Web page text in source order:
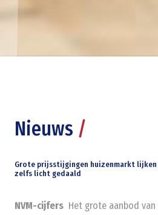
Nieuws /
Grote prijsstijgingen huizenmarkt
zelfs licht gedaald
NVM-cijfers Het grote aanbod